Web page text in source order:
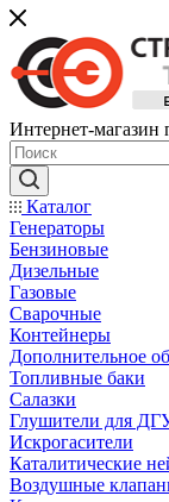
Интернет-магазин
Каталог
Генераторы
Бензиновые
Дизельные
Газовые
Сварочные
Контейнеры
Дополнительное
Топливные баки
Салазки
Глушители для
Искрогасители
Каталитические
Воздушные